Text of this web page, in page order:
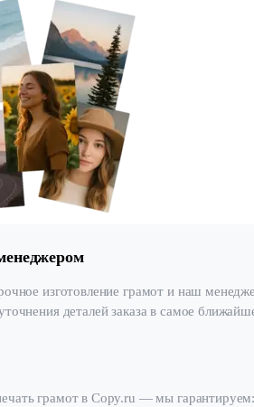
изготовление грамот и наш
деталей заказа в самое
грамот в Copy.ru — мы